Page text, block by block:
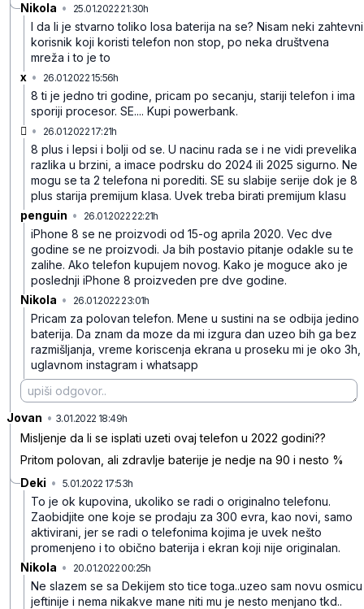
Nikola • 25.01.2022 21:30h
I da li je stvarno toliko losa baterija na se? Nisam neki zahtevni
korisnik koji koristi telefon non stop, po neka društvena
mreža i to je to
x • 26.01.2022 15:56h
8 ti je jedno tri godine, pricam po secanju, stariji telefon i ima
sporiji procesor. SE.... Kupi powerbank.
 • 26.01.2022 17:21h
8 plus i lepsi i bolji od se. U nacinu rada se i ne vidi prevelika
razlika u brzini, a imace podrsku do 2024 ili 2025 sigurno. Ne
mogu se ta 2 telefona ni porediti. SE su slabije serije dok je 8
plus starija premijum klasa. Uvek treba birati premijum klasu
penguin • 26.01.2022 22:21h
iPhone 8 se ne proizvodi od 15-og aprila 2020. Vec dve
godine se ne proizvodi. Ja bih postavio pitanje odakle su te
zalihe. Ako telefon kupujem novog. Kako je moguce ako je
poslednji iPhone 8 proizveden pre dve godine.
Nikola • 26.01.2022 23:01h
Pricam za polovan telefon. Mene u sustini na se odbija jedino
baterija. Da znam da moze da mi izgura dan uzeo bih ga bez
razmišljanja, vreme koriscenja ekrana u proseku mi je oko 3h,
uglavnom instagram i whatsapp
Jovan • 3.01.2022 18:49h
Misljenje da li se isplati uzeti ovaj telefon u 2022 godini??
Pritom polovan, ali zdravlje baterije je nedje na 90 i nesto %
Deki • 5.01.2022 17:53h
To je ok kupovina, ukoliko se radi o originalno telefonu.
Zaobidjite one koje se prodaju za 300 evra, kao novi, samo
aktivirani, jer se radi o telefonima kojima je uvek nešto
promenjeno i to obično baterija i ekran koji nije originalan.
Nikola • 20.01.2022 00:25h
Ne slazem se sa Dekijem sto tice toga..uzeo sam novu osmicu
jeftinije i nema nikakve mane niti mu je nesto menjano tkd..